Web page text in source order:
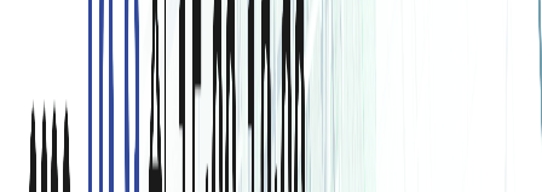
建築技術
書籍
コラム
イベント